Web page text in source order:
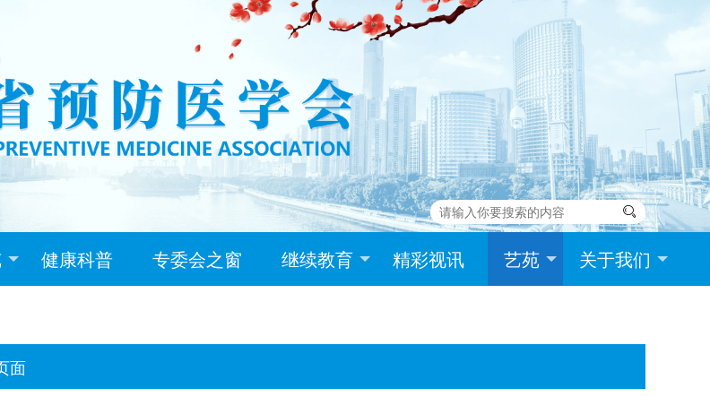

健康科普 专委会之窗 继续教育 精彩视讯 艺苑 关于我们
面